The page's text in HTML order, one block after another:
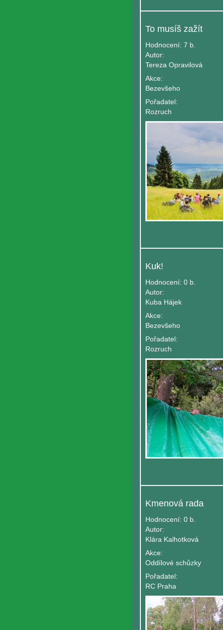
To musíš zažít
Hodnocení: 7 b.
Autor:
Tereza Opravilová
Akce:
Bezevšeho
Pořadatel:
Rozruch
Kuk!
Hodnocení: 0 b.
Autor:
Kuba Hájek
Akce:
Bezevšeho
Pořadatel:
Rozruch
Kmenová rada
Hodnocení: 0 b.
Autor:
Klára Kalhotková
Akce:
Oddílové schůzky
Pořadatel:
RC Praha